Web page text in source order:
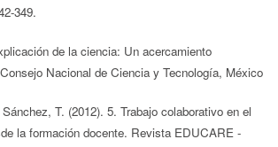
349.
de la ciencia: Un acercamiento
Nacional de Ciencia y Tecnología, México
T. (2012). 5. Trabajo colaborativo en el
la formación docente. Revista EDUCARE -